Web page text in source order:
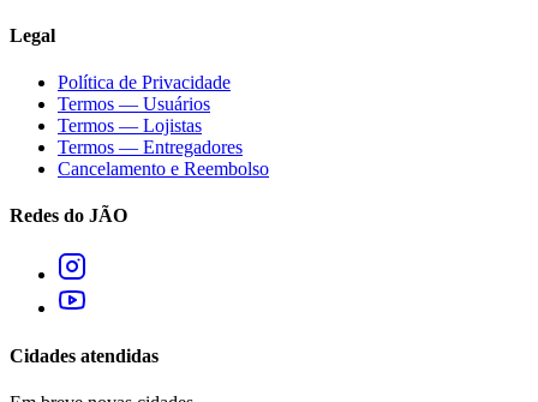
Legal
Política de Privacidade
Termos — Usuários
Termos — Lojistas
Termos — Entregadores
Cancelamento e Reembolso
Redes do JÃO
Cidades atendidas